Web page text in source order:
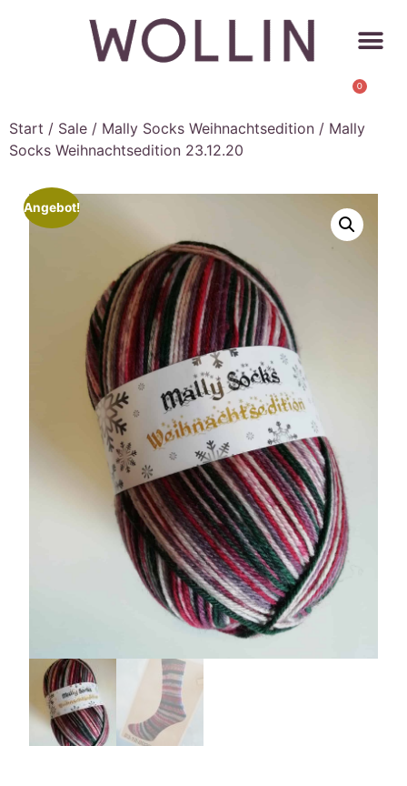
0
Start / Sale / Mally Socks Weihnachtsedition / Mally
Socks Weihnachtsedition 23.12.20
Angebot!